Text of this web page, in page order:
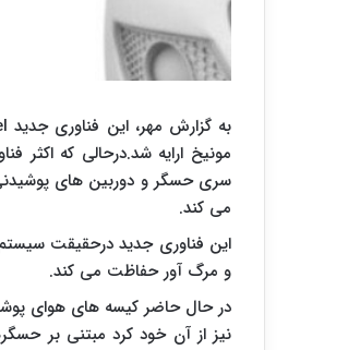
به گزارش مهر، این فناوری جدید
مونیخ ارایه شد.درحالی که اکثر
سری حسگر و دوربین های
می کند.
این فناوری جدید درحقیقت
و مرگ آور حفاظت می کند.
در حال حاضر کیسه های هوای
نیز از آن خود کرد مبتنی بر